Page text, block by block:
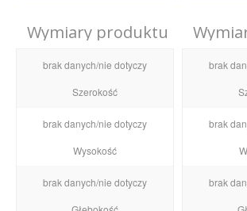
Wymiary produktu
brak danych/nie dotyczy
Szerokość
brak danych/nie dotyczy
Wysokość
brak danych/nie dotyczy
brak
brak
brak